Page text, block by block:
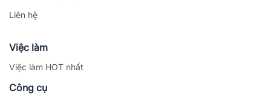
Liên hệ
Việc làm
Việc làm HOT nhất
Công cụ